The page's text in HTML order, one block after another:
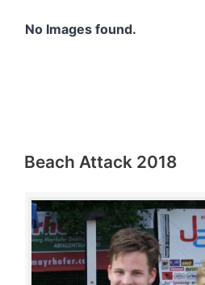
No Images found.
Beach Attack 2018